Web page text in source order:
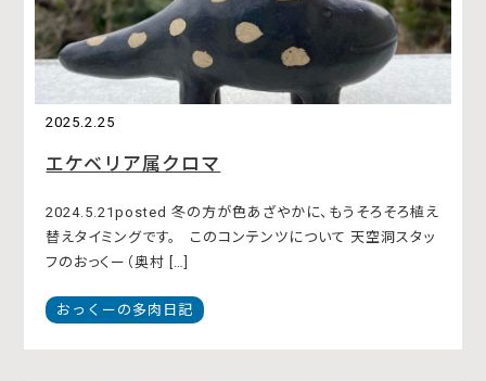
2025.2.25
エケベリア属クロマ
2024.5.21posted 冬の方が色あざやかに、もうそろそろ植え
替えタイミングです。 このコンテンツについて 天空洞スタッ
フのおっくー（奥村 […]
おっくーの多肉日記